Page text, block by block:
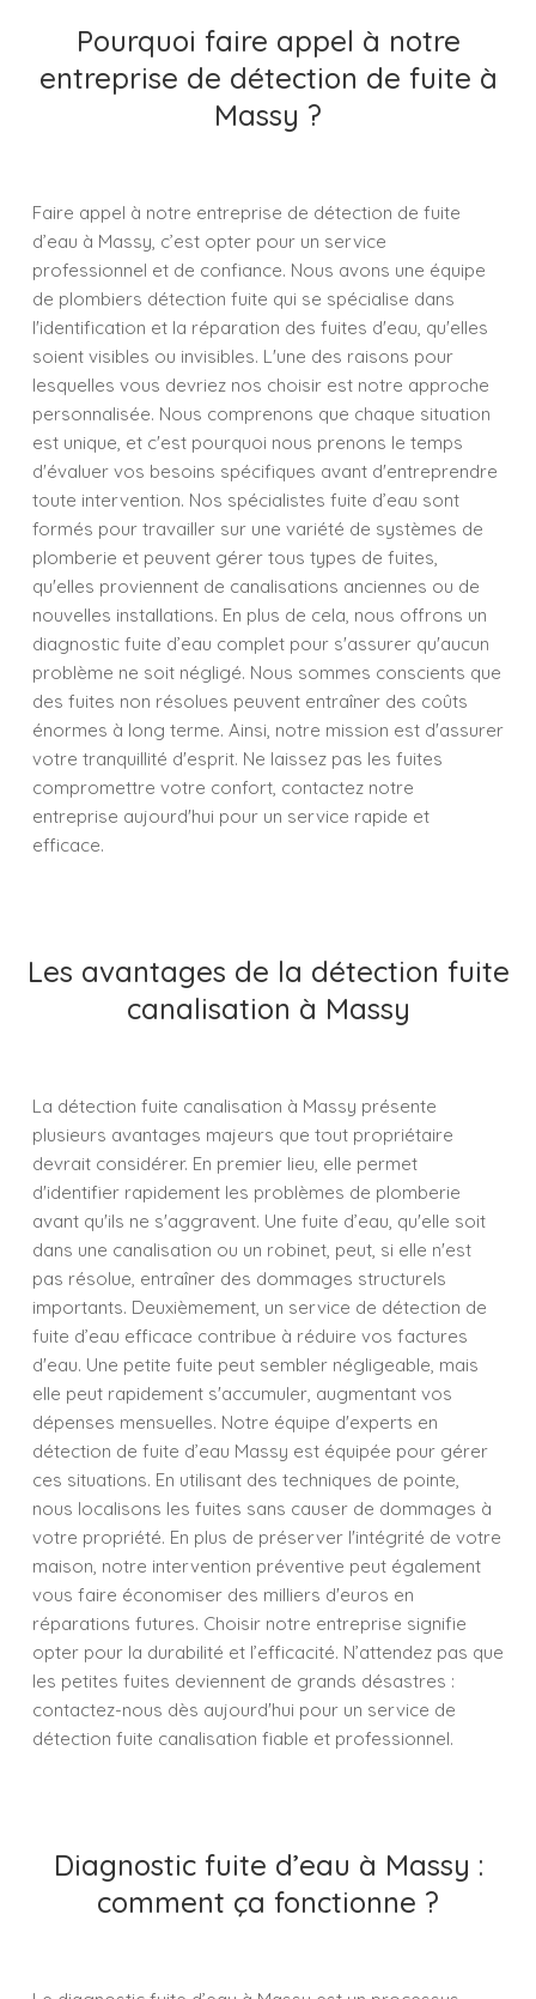
Pourquoi faire appel à notre
entreprise de détection de fuite à
Massy ?
Faire appel à notre entreprise de détection de fuite
d’eau à Massy, c’est opter pour un service
professionnel et de confiance. Nous avons une équipe
de plombiers détection fuite qui se spécialise dans
l'identification et la réparation des fuites d'eau, qu'elles
soient visibles ou invisibles. L'une des raisons pour
lesquelles vous devriez nos choisir est notre approche
personnalisée. Nous comprenons que chaque situation
est unique, et c'est pourquoi nous prenons le temps
d'évaluer vos besoins spécifiques avant d'entreprendre
toute intervention. Nos spécialistes fuite d’eau sont
formés pour travailler sur une variété de systèmes de
plomberie et peuvent gérer tous types de fuites,
qu'elles proviennent de canalisations anciennes ou de
nouvelles installations. En plus de cela, nous offrons un
diagnostic fuite d’eau complet pour s'assurer qu'aucun
problème ne soit négligé. Nous sommes conscients que
des fuites non résolues peuvent entraîner des coûts
énormes à long terme. Ainsi, notre mission est d'assurer
votre tranquillité d'esprit. Ne laissez pas les fuites
compromettre votre confort, contactez notre
entreprise aujourd'hui pour un service rapide et
efficace.
Les avantages de la détection fuite
canalisation à Massy
La détection fuite canalisation à Massy présente
plusieurs avantages majeurs que tout propriétaire
devrait considérer. En premier lieu, elle permet
d'identifier rapidement les problèmes de plomberie
avant qu'ils ne s'aggravent. Une fuite d’eau, qu'elle soit
dans une canalisation ou un robinet, peut, si elle n'est
pas résolue, entraîner des dommages structurels
importants. Deuxièmement, un service de détection de
fuite d’eau efficace contribue à réduire vos factures
d'eau. Une petite fuite peut sembler négligeable, mais
elle peut rapidement s'accumuler, augmentant vos
dépenses mensuelles. Notre équipe d'experts en
détection de fuite d’eau Massy est équipée pour gérer
ces situations. En utilisant des techniques de pointe,
nous localisons les fuites sans causer de dommages à
votre propriété. En plus de préserver l'intégrité de votre
maison, notre intervention préventive peut également
vous faire économiser des milliers d'euros en
réparations futures. Choisir notre entreprise signifie
opter pour la durabilité et l’efficacité. N’attendez pas que
les petites fuites deviennent de grands désastres :
contactez-nous dès aujourd'hui pour un service de
détection fuite canalisation fiable et professionnel.
Diagnostic fuite d’eau à Massy :
comment ça fonctionne ?